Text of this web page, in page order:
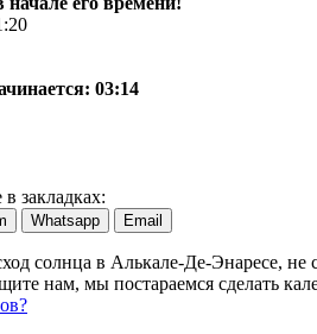
03:14
закладках:
Whatsapp Email
солнца в Алькале-Де-Энаресе,
нам, мы постараемся сделать